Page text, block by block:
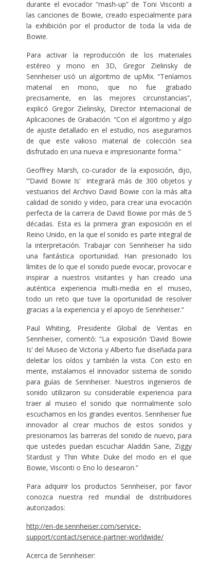
durante el evocador “mash-up” de Toni Visconti a
las canciones de Bowie, creado especialmente para
la exhibición por el productor de toda la vida de
Bowie.
Para activar la reproducción de los materiales
estéreo y mono en 3D, Gregor Zielinsky de
Sennheiser usó un algoritmo de upMix. “Teníamos
material en mono, que no fue grabado
precisamente, en las mejores circunstancias”,
explicó Gregor Zielinsky, Director Internacional de
Aplicaciones de Grabación. “Con el algoritmo y algo
de ajuste detallado en el estudio, nos aseguramos
de que este valioso material de colección sea
disfrutado en una nueva e impresionante forma.”
Geoffrey Marsh, co-curador de la exposición, dijo,
“’David Bowie Is’ integrará más de 300 objetos y
vestuarios del Archivo David Bowie con la más alta
calidad de sonido y video, para crear una evocación
perfecta de la carrera de David Bowie por más de 5
décadas. Esta es la primera gran exposición en el
Reino Unido, en la que el sonido es parte integral de
la interpretación. Trabajar con Sennheiser ha sido
una fantástica oportunidad. Han presionado los
límites de lo que el sonido puede evocar, provocar e
inspirar a nuestros visitantes y han creado una
auténtica experiencia multi-media en el museo,
todo un reto que tuve la oportunidad de resolver
gracias a la experiencia y el apoyo de Sennheiser.“
Paul Whiting, Presidente Global de Ventas en
Sennheiser, comentó: “La exposición ‘David Bowie
Is’ del Museo de Victoria y Alberto fue diseñada para
deleitar los oídos y también la vista. Con esto en
mente, instalamos el innovador sistema de sonido
para guías de Sennheiser. Nuestros ingenieros de
sonido utilizaron su considerable experiencia para
traer al museo el sonido que normalmente solo
escuchamos en los grandes eventos. Sennheiser fue
innovador al crear muchos de estos sonidos y
presionamos las barreras del sonido de nuevo, para
que ustedes puedan escuchar Aladdin Sane, Ziggy
Stardust y Thin White Duke del modo en el que
Bowie, Visconti o Eno lo desearon.”
Para adquirir los productos Sennheiser, por favor
conozca nuestra red mundial de distribuidores
autorizados:
http://en-de.sennheiser.com/service-
support/contact/service-partner-worldwide/
Acerca de Sennheiser: